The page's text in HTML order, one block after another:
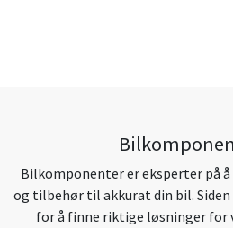
Bilkomponenter er eksperter på
og tilbehør til akkurat din bil.
for å finne riktige løsninger for